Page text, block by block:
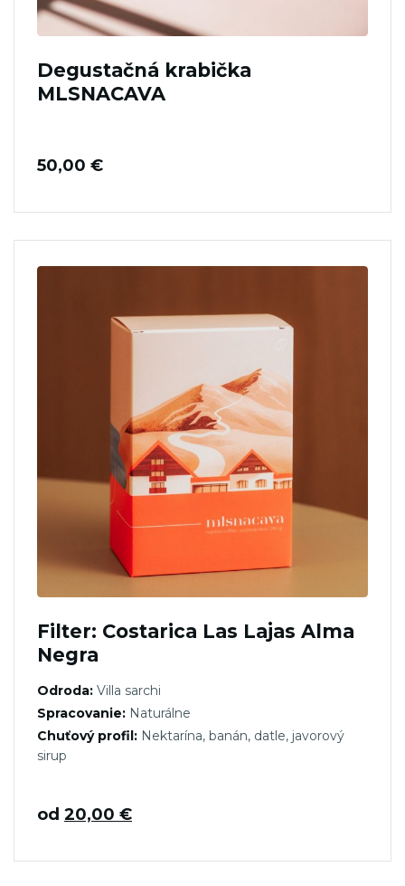
Degustačná krabička
MLSNACAVA
50,00 €
Filter: Costarica Las Lajas Alma
Negra
Odroda: Villa sarchi
Spracovanie: Naturálne
Chuťový profil: Nektarína, banán, datle, javorový
sirup
od 20,00 €